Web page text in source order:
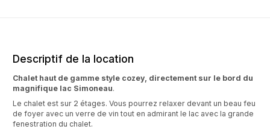
Descriptif de la location
Chalet haut de gamme style cozey, directement sur le bord du
magnifique lac Simoneau.
Le chalet est sur 2 étages. Vous pourrez relaxer devant un beau feu
de foyer avec un verre de vin tout en admirant le lac avec la grande
fenestration du chalet.